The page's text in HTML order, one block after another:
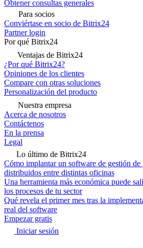
Obtener consultas generales
Para socios
Conviértase en socio de Bitrix24
Partner login
Por qué Bitrix24
Ventajas de Bitrix24
¿Por qué Bitrix24?
Opiniones de los clientes
Compare con otras soluciones
Personalización del producto
Nuestra empresa
Acerca de nosotros
Contáctenos
En la prensa
Legal
Lo último de Bitrix24
Cómo implantar un software de gestión de
distribuidos entre distintas oficinas
Una herramienta más económica puede
los procesos de tu sector
Qué revela el primer mes tras la
real del software
Empezar gratis
Iniciar sesión